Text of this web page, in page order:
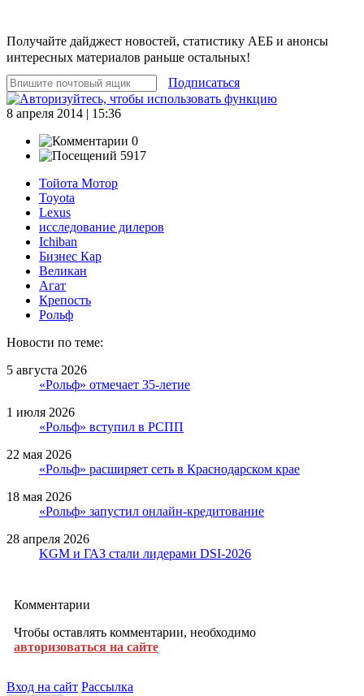
Получайте дайджест новостей, статистику АЕБ и анонсы
интересных материалов раньше остальных!
Подписаться
8 апреля 2014 | 15:36
0
5917
Тойота Мотор
Toyota
Lexus
исследование дилеров
Ichiban
Бизнес Кар
Великан
Агат
Крепость
Рольф
Новости по теме:
5 августа 2026
«Рольф» отмечает 35-летие
1 июля 2026
«Рольф» вступил в РСПП
22 мая 2026
«Рольф» расширяет сеть в Краснодарском крае
18 мая 2026
«Рольф» запустил онлайн-кредитование
28 апреля 2026
KGM и ГАЗ стали лидерами DSI-2026
Комментарии
Чтобы оставлять комментарии, необходимо
авторизоваться на сайте
Вход на сайт Рассылка